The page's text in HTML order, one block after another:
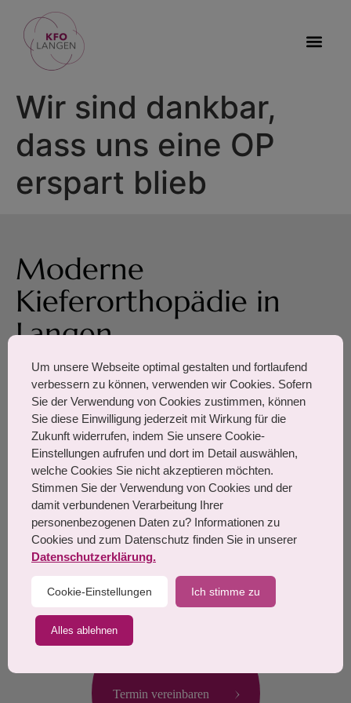
Wir sind dankbar,
dass uns eine OP
erspart blieb
Moderne
Kieferorthopädie in
Langen
August-Bebel-Straße 7,
63225 Langen
TEL: 06103 21 035
MO, DI, FR: 9 - 12 Uhr / 13 - 18
Uhr
MI: 8 - 12 Uhr / 13 - 17 Uhr
DO: 9 - 12 Uhr / 13 - 18 Uhr
Samstags: nach Vereinbarung
Um unsere Webseite optimal gestalten und fortlaufend
verbessern zu können, verwenden wir Cookies. Sofern
Sie der Verwendung von Cookies zustimmen, können
Sie diese Einwilligung jederzeit mit Wirkung für die
Zukunft widerrufen, indem Sie unsere Cookie-
Einstellungen aufrufen und dort im Detail auswählen,
welche Cookies Sie nicht akzeptieren möchten.
Stimmen Sie der Verwendung von Cookies und der
damit verbundenen Verarbeitung Ihrer
personenbezogenen Daten zu? Informationen zu
Cookies und zum Datenschutz finden Sie in unserer
Datenschutzerklärung.
Cookie-Einstellungen Ich stimme zu
Alles ablehnen